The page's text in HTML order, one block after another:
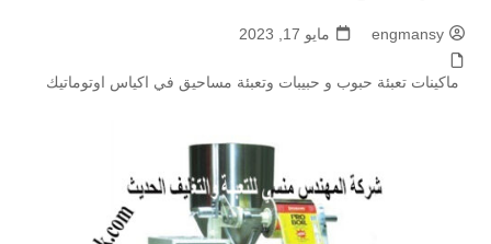
engmansy مايو 17, 2023
ماكينات تعبئة حبوب و حبيبات وتعبئة مساحيق في اكياس اوتوماتيك